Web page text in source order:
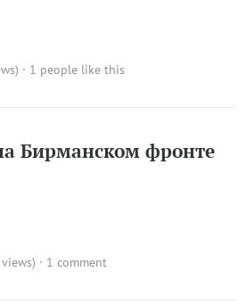
· 1 people like this
Бирманском фронте
· 1 comment